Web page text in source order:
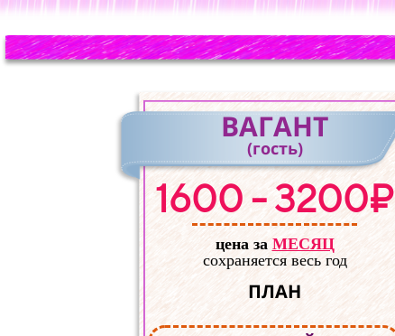
ВАГАНТ
(гость)
1600 - 3200₽
цена заМЕСЯЦ
сохраняется весь год
ПЛАН